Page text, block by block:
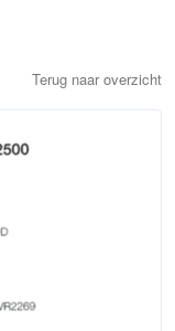
Terug naar overzicht